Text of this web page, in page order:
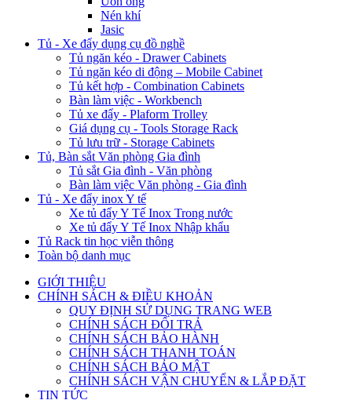
Nén khí
Jasic
Tủ - Xe đẩy dụng cụ đồ nghề
Tủ ngăn kéo - Drawer Cabinets
Tủ ngăn kéo di động – Mobile Cabinet
Tủ kết hợp - Combination Cabinets
Bàn làm việc - Workbench
Tủ xe đẩy - Plaform Trolley
Giá dụng cụ - Tools Storage Rack
Tủ lưu trữ - Storage Cabinets
Tủ, Bàn sắt Văn phòng Gia đình
Tủ sắt Gia đình - Văn phòng
Bàn làm việc Văn phòng - Gia đình
Tủ - Xe đẩy inox Y tế
Xe tủ đẩy Y Tế Inox Trong nước
Xe tủ đẩy Y Tế Inox Nhập khẩu
Tủ Rack tin học viễn thông
Toàn bộ danh mục
GIỚI THIỆU
CHÍNH SÁCH & ĐIỀU KHOẢN
QUY ĐỊNH SỬ DỤNG TRANG WEB
CHÍNH SÁCH ĐỔI TRẢ
CHÍNH SÁCH BẢO HÀNH
CHÍNH SÁCH THANH TOÁN
CHÍNH SÁCH BẢO MẬT
CHÍNH SÁCH VẬN CHUYỂN & LẮP ĐẶT
TIN TỨC